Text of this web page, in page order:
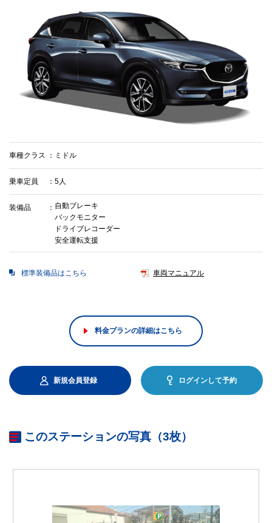
車種クラス ミドル
乗車定員 5人
装備品
自動ブレーキ
バックモニター
ドライブレコーダー
安全運転支援
標準装備品はこちら 車両マニュアル
料金プランの詳細はこちら
新規会員登録 ログインして予約
このステーションの写真（3枚）